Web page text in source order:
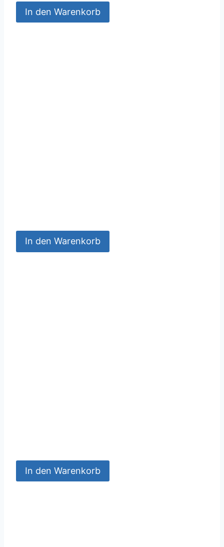
In den Warenkorb
In den Warenkorb
In den Warenkorb